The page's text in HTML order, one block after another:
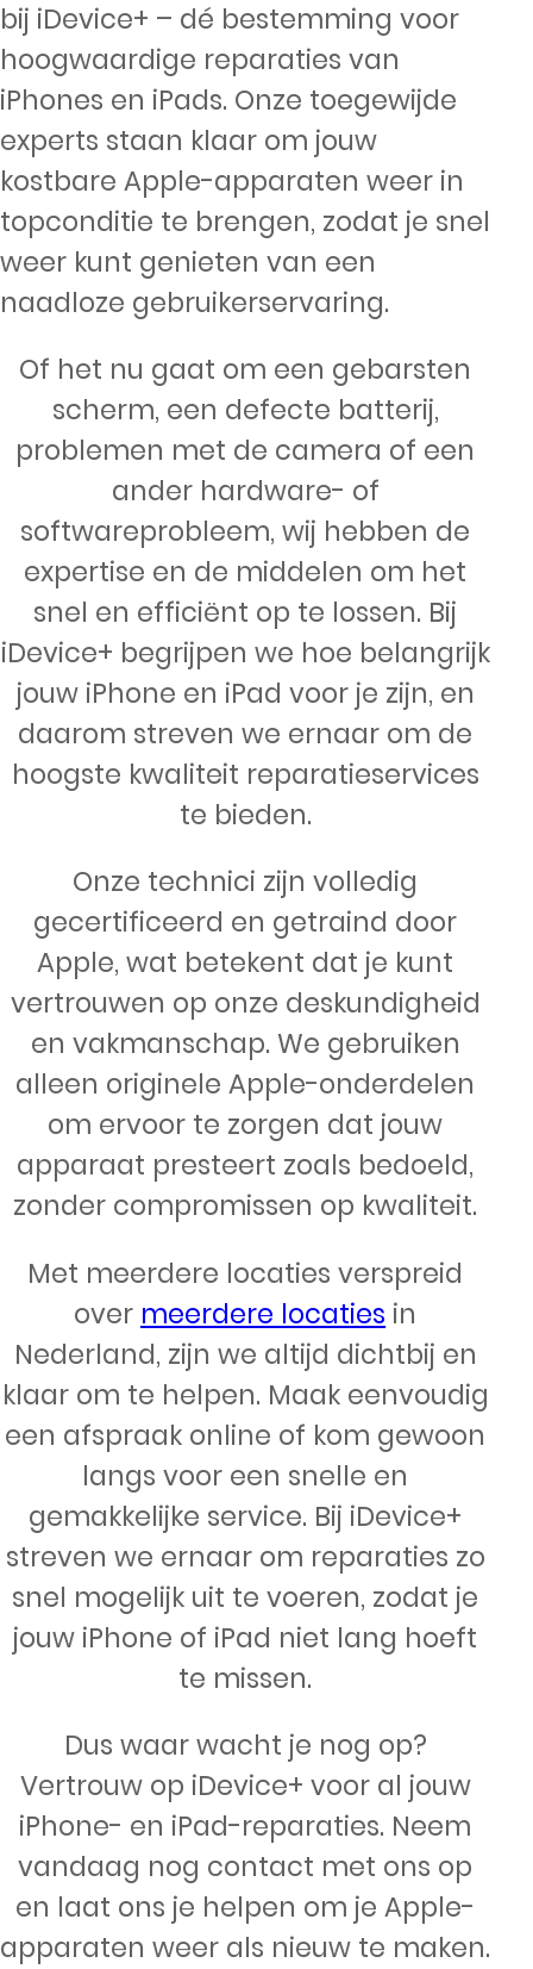
bij iDevice+ – dé bestemming voor
hoogwaardige reparaties van
iPhones en iPads. Onze toegewijde
experts staan klaar om jouw
kostbare Apple-apparaten weer in
topconditie te brengen, zodat je snel
weer kunt genieten van een
naadloze gebruikerservaring.
Of het nu gaat om een gebarsten
scherm, een defecte batterij,
problemen met de camera of een
ander hardware- of
softwareprobleem, wij hebben de
expertise en de middelen om het
snel en efficiënt op te lossen. Bij
iDevice+ begrijpen we hoe belangrijk
jouw iPhone en iPad voor je zijn, en
daarom streven we ernaar om de
hoogste kwaliteit reparatieservices
te bieden.
Onze technici zijn volledig
gecertificeerd en getraind door
Apple, wat betekent dat je kunt
vertrouwen op onze deskundigheid
en vakmanschap. We gebruiken
alleen originele Apple-onderdelen
om ervoor te zorgen dat jouw
apparaat presteert zoals bedoeld,
zonder compromissen op kwaliteit.
Met meerdere locaties verspreid
over meerdere locaties in
Nederland, zijn we altijd dichtbij en
klaar om te helpen. Maak eenvoudig
een afspraak online of kom gewoon
langs voor een snelle en
gemakkelijke service. Bij iDevice+
streven we ernaar om reparaties zo
snel mogelijk uit te voeren, zodat je
jouw iPhone of iPad niet lang hoeft
te missen.
Dus waar wacht je nog op?
Vertrouw op iDevice+ voor al jouw
iPhone- en iPad-reparaties. Neem
vandaag nog contact met ons op
en laat ons je helpen om je Apple-
apparaten weer als nieuw te maken.